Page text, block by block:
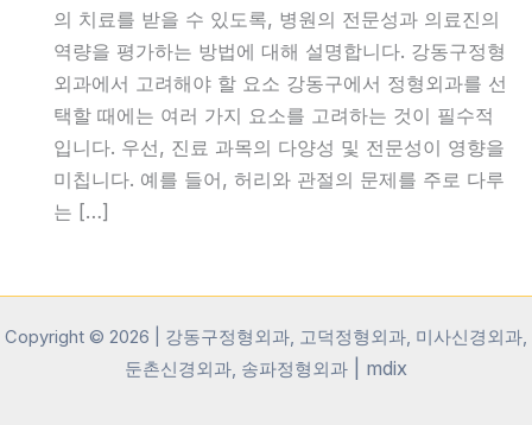
의 치료를 받을 수 있도록, 병원의 전문성과 의료진의
역량을 평가하는 방법에 대해 설명합니다. 강동구정형
외과에서 고려해야 할 요소 강동구에서 정형외과를 선
택할 때에는 여러 가지 요소를 고려하는 것이 필수적
입니다. 우선, 진료 과목의 다양성 및 전문성이 영향을
미칩니다. 예를 들어, 허리와 관절의 문제를 주로 다루
는 […]
Copyright © 2026 | 강동구정형외과, 고덕정형외과, 미사신경외과,
둔촌신경외과, 송파정형외과
mdix